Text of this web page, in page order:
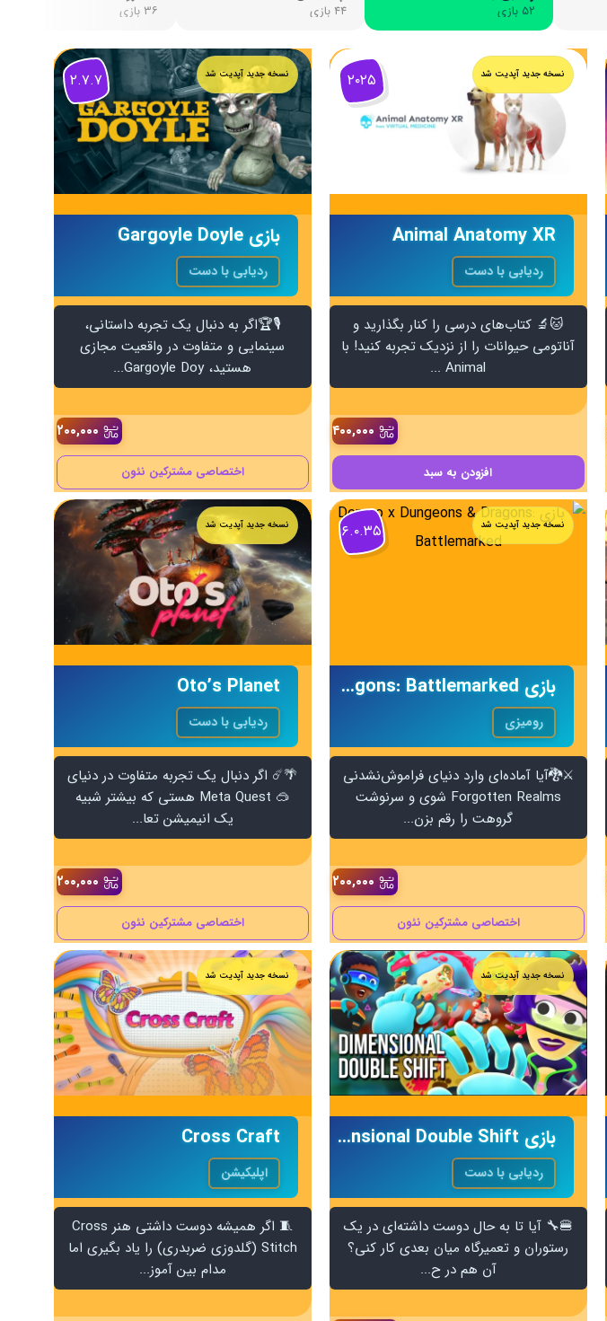
۵۲ بازی ۴۴ بازی ۳۶ بازی
۲۰۲۵
Animal Anatomy XR
ردیابی با دست
🐱🔬 کتاب‌های درسی را کنار بگذارید و
آناتومی حیوانات را از نزدیک تجربه کنید! با
Animal ...
نسخه جدید آپدیت شد
۴۰۰,۰۰۰
افزودن به سبد
۲.۷.۷
بازی Gargoyle Doyle
ردیابی با دست
🎙️🏆اگر به دنبال یک تجربه داستانی،
سینمایی و متفاوت در واقعیت مجازی
هستید، Gargoyle Doy...
نسخه جدید آپدیت شد
۲۰۰,۰۰۰
اختصاصی مشترکین نئون
۶.۰.۳۵
بازی Demeo x Dungeons & Dragons: Battlemarked
رومیزی
⚔️🐉آیا آماده‌ای وارد دنیای فراموش‌نشدنی
Forgotten Realms شوی و سرنوشت
گروهت را رقم بزن...
نسخه جدید آپدیت شد
۲۰۰,۰۰۰
اختصاصی مشترکین نئون
Oto’s Planet
ردیابی با دست
🌴☄️ اگر دنبال یک تجربه متفاوت در دنیای
🥽 Meta Quest هستی که بیشتر شبیه
یک انیمیشن تعا...
نسخه جدید آپدیت شد
۲۰۰,۰۰۰
اختصاصی مشترکین نئون
بازی Dimensional Double Shift
ردیابی با دست
🍔🔧 آیا تا به حال دوست داشته‌ای در یک
رستوران و تعمیرگاه میان بعدی کار کنی؟
آن هم در ح...
نسخه جدید آپدیت شد
Cross Craft
اپلیکیشن‌
🧵 اگر همیشه دوست داشتی هنر Cross
Stitch (گلدوزی ضربدری) را یاد بگیری اما
مدام بین آموز...
نسخه جدید آپدیت شد